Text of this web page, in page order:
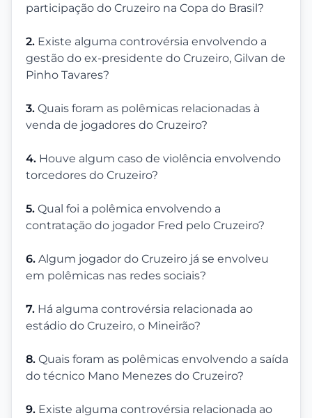
participação do Cruzeiro na Copa do Brasil?
2. Existe alguma controvérsia envolvendo a
gestão do ex-presidente do Cruzeiro, Gilvan de
Pinho Tavares?
3. Quais foram as polêmicas relacionadas à
venda de jogadores do Cruzeiro?
4. Houve algum caso de violência envolvendo
torcedores do Cruzeiro?
5. Qual foi a polêmica envolvendo a
contratação do jogador Fred pelo Cruzeiro?
6. Algum jogador do Cruzeiro já se envolveu
em polêmicas nas redes sociais?
7. Há alguma controvérsia relacionada ao
estádio do Cruzeiro, o Mineirão?
8. Quais foram as polêmicas envolvendo a saída
do técnico Mano Menezes do Cruzeiro?
9. Existe alguma controvérsia relacionada ao